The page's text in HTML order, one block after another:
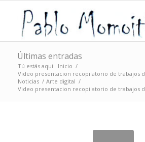
Últimas entradas
Tú estás aquí: Inicio /
Video presentacion recopilatorio de trabajos
Noticias / Arte digital /
Video presentacion recopilatorio de trabajos